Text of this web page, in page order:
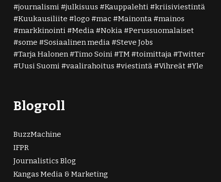
journalismi
julkisuus Kauppalehti
kriisiviestintä
Kuukausiliite
logo mac Mainonta
mainos
markkinointi
Media Nokia
Perussuomalaiset
some
Sosiaalinen media
Steve Jobs
Tarja Halonen
Timo Soini TM toimittaja
Twitter
Uusi Suomi
vaalirahoitus viestintä Vihreät Yle
Blogroll
BuzzMachine
IFPR
Journalistics Blog
Kangas Media & Marketing